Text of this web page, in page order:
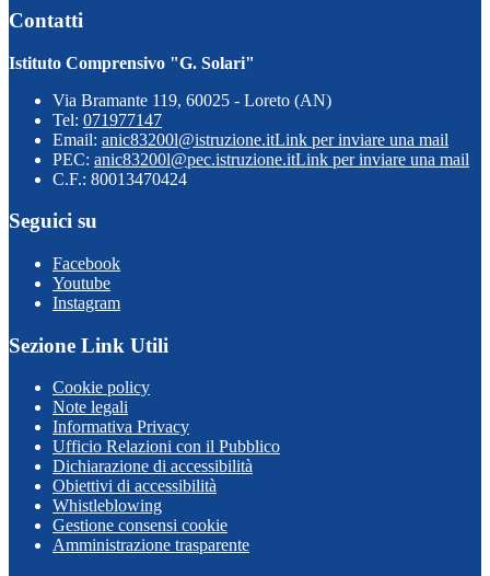
Contatti
Istituto Comprensivo "G. Solari"
Via Bramante 119, 60025 - Loreto (AN)
Tel: 071977147
Email: anic83200l@istruzione.itLink per inviare una mail
PEC: anic83200l@pec.istruzione.itLink per inviare una mail
C.F.: 80013470424
Seguici su
Facebook
Youtube
Instagram
Sezione Link Utili
Cookie policy
Note legali
Informativa Privacy
Ufficio Relazioni con il Pubblico
Dichiarazione di accessibilità
Obiettivi di accessibilità
Whistleblowing
Gestione consensi cookie
Amministrazione trasparente